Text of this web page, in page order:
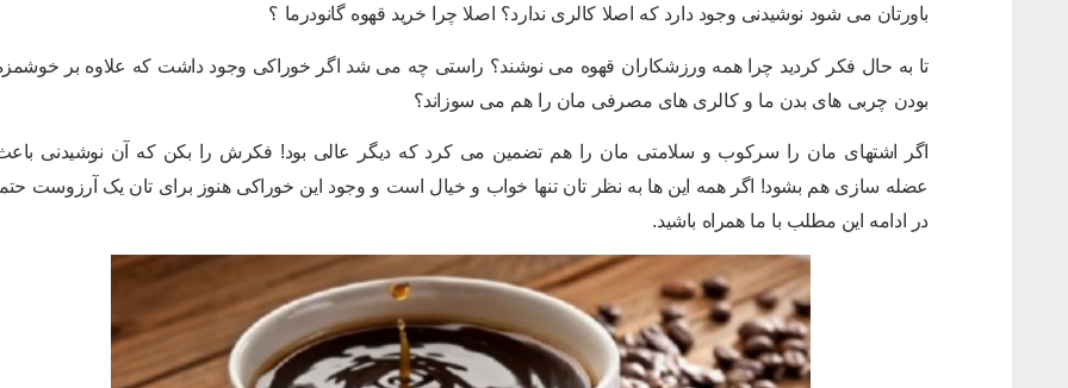
باورتان می شود نوشیدنی وجود دارد که اصلا کالری ندارد؟ اصلا چرا خرید قهوه گانودرما ؟
تا به حال فکر کردید چرا همه ورزشکاران قهوه می نوشند؟ راستی چه می شد اگر خوراکی وجود داشت که علاوه بر
بودن چربی های بدن ما و کالری های مصرفی مان را هم می سوزاند؟
اگر اشتهای مان را سرکوب و سلامتی مان را هم تضمین می کرد که دیگر عالی بود! فکرش را بکن که آن نوشیدنی
عضله سازی هم بشود! اگر همه این ها به نظر تان تنها خواب و خیال است و وجود این خوراکی هنوز برای تان یک آرزوست
در ادامه این مطلب با ما همراه باشید.